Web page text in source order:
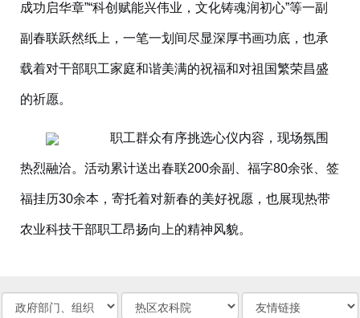
成功启华章”“科创赋能兴伟业，文化铸魂润初心”等一副
副春联跃然纸上，一笔一划间尽显深厚书画功底，也承
载着对干部职工家庭和谐美满的祝福和对祖国繁荣昌盛
的祈愿。
职工群众有序挑选心仪内容，现场氛围
热烈融洽。活动累计送出春联200余副、福字80余张、签
福挂历30余本，寄托着对新春的美好祝愿，也展现热带
农业科技干部职工昂扬向上的精神风貌。